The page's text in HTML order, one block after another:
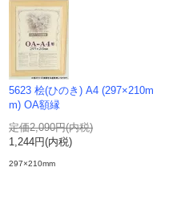
5623 桧(ひのき) A4 (297×210m
m) OA額縁
定価2,090円(内税)
1,244円(内税)
297×210mm